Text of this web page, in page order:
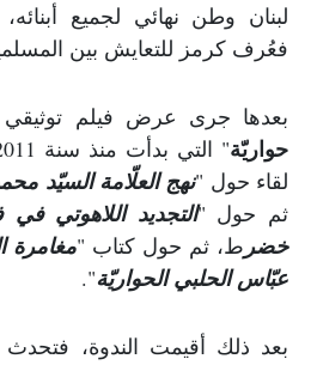
لبنان وطن نهائي لجميع
فعُرف كرمز للتعايش بين
بعدها جرى عرض فيلم
حواريّة
لقاء حول "نهج العلّامة السيّد
ثم حول "التجديد اللاهوتي
خضر ط، ثم حول كتاب "مغامرة
عبّاس الحلبي الحواريّة".
بعد ذلك أقيمت الندوة، فتحدث